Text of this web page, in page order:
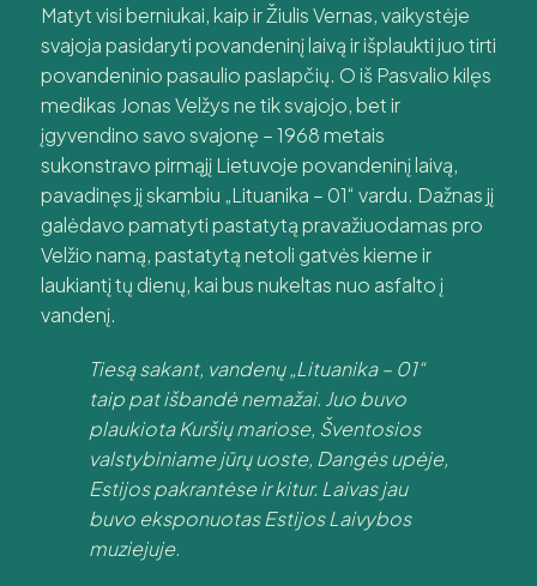
Matyt visi berniukai, kaip ir Žiulis Vernas, vaikystėje
svajoja pasidaryti povandeninį laivą ir išplaukti juo tirti
povandeninio pasaulio paslapčių. O iš Pasvalio kilęs
medikas Jonas Velžys ne tik svajojo, bet ir
įgyvendino savo svajonę – 1968 metais
sukonstravo pirmąjį Lietuvoje povandeninį laivą,
pavadinęs jį skambiu „Lituanika – 01“ vardu. Dažnas jį
galėdavo pamatyti pastatytą pravažiuodamas pro
Velžio namą, pastatytą netoli gatvės kieme ir
laukiantį tų dienų, kai bus nukeltas nuo asfalto į
vandenį.
Tiesą sakant, vandenų „Lituanika – 01“
taip pat išbandė nemažai. Juo buvo
plaukiota Kuršių mariose, Šventosios
valstybiniame jūrų uoste, Dangės upėje,
Estijos pakrantėse ir kitur. Laivas jau
buvo eksponuotas Estijos Laivybos
muziejuje.